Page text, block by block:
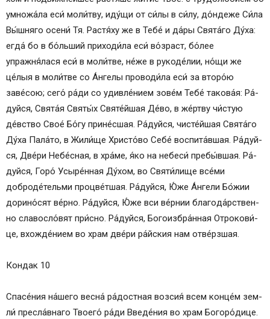
умножа́ла еси́ мо­ли́т­ву, иду́щи от си́­лы в си́­лу, до́ндеже Си́­ла
Вы́ш­ня­го осени́ Тя. Растя́ху же в Те­бе́ и да́ры Свя­та́­го Ду́­ха:
ег­да́ бо в бо́льший приходи́ла еси́ во́зраст, бо́лее
упражня́лася еси́ в мо­ли́т­ве, не́­же в рукоде́лии, но́щи же
це́лыя в мо­ли́т­ве со А́н­ге­лы проводи́ла еси́ за второ́ю
заве́сою; се­го́ ра́­ди со удивле́нием зо­ве́м Те­бе́ та­ко­ва́я: Ра́­
дуй­ся, Свя­та́я Свя­ты́х Святе́йшая Де́­во, в же́ртву чи́стую
де́вство Свое́ Бо́­гу прине́сшая. Ра́­дуй­ся, чисте́йшая Свя­та́­го
Ду́­ха Па­ла́­то, в Жи­ли́­ще Хрис­то́­во Се­бе́ воспита́вшая. Ра́­дуй­
ся, Две́ри Не­бе́с­ная, в хра́­ме, я́ко на не­бе­си́ пребы́вшая. Ра́­
дуй­ся, Горо́ Усыре́нная Ду́­хом, во Святи́лище все́­ми
доброде́тельми процве́тшая. Ра́­дуй­ся, Ю́же А́нгели Бо́жии
дорино́сят ве́р­но. Ра́­дуй­ся, Ю́же вси ве́рнии бла­го­да́р­ствен­
но славосло́вят при́с­но. Ра́­дуй­ся, Бо­го­из­бра́н­ная От­ро­ко­ви́­
це, вхожде́нием во храм две́ри ра́йс­кия нам отве́рзшая.
Кондак 10
Спа­се́­ния на́­ше­го весна́ ра́­дост­ная воз­сия́ всем конце́м зем­
ли́ пресла́внаго Тво­его́ ра́­ди Введе́ния во храм Бо­го­ро́­ди­це.